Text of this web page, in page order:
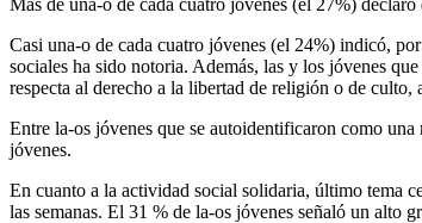
Casi una-o de cada cuatro jóvenes (el 24%) indicó,
sociales ha sido notoria. Además, las y los jóvenes
respecta al derecho a la libertad de religión o de
Entre la-os jóvenes que se autoidentificaron como
jóvenes.
En cuanto a la actividad social solidaria, último tema
las semanas. El 31 % de la-os jóvenes señaló un alto